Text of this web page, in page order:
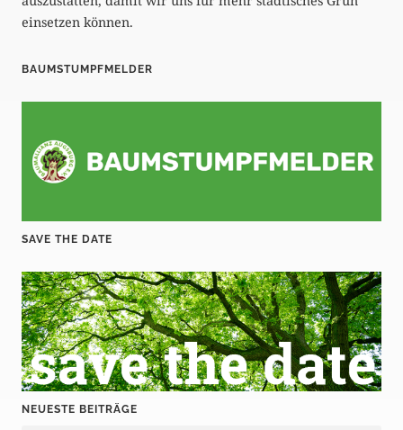
einsetzen können.
BAUMSTUMPFMELDER
SAVE THE DATE
NEUESTE BEITRÄGE